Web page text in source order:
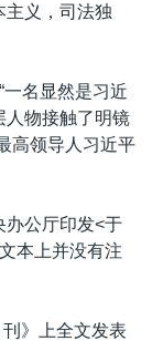
主义，司法独
名显然是习近
人物接触了明镜
高领导人习近平
办公厅印发<于
本上并没有注
》上全文发表